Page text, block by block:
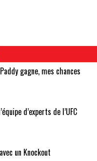
gagne, mes chances
d’experts de l’UFC
un Knockout